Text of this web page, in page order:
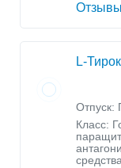
Отзывы
L-
Отпуск:
Класс: